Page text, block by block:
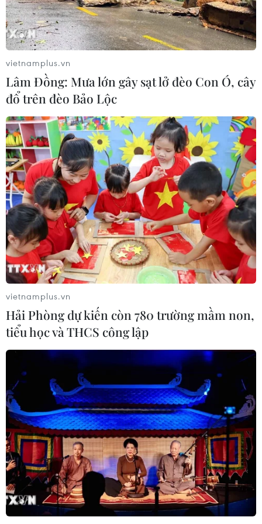
Khởi tố thêm 6 đối tượng vụ lập
khống hồ sơ bảo hiểm y tế ở Đắk Lắk
05/08/2026 14:55
Xem thêm
CƠ QUAN CHỦ QUẢN: THÔNG TẤN XÃ VIỆT NAM
Tổng Biên tập: TRẦN TIẾN DUẨN
Phó Tổng Biên tập: NGUYỄN THỊ TÁM, KHÚC THANH
THỦY
Sở hữu trí tuệ
Quy định sử dụng
RSS
Ngôn ngữ
TTXVN
Dịch vụ tin
Quảng cáo
Giấy phép số: 1374/GP-BTTTT do Bộ Thông tin và Truyền thông
cấp ngày 11/9/2008.
Quảng cáo: Phó TBT Nguyễn Thị Tám: 093.5958688, Email:
tamvna@gmail.com
Điện thoại: (024) 39411349 - (024) 39411348, Fax: (024)
39411348
vietnamplus2008@gmail.com
vietnamplus.vn
Lâm Đồng: Mưa lớn gây sạt lở đèo Con Ó, cây
đổ trên đèo Bảo Lộc
vietnamplus.vn
Hải Phòng dự kiến còn 780 trường mầm non,
tiểu học và THCS công lập